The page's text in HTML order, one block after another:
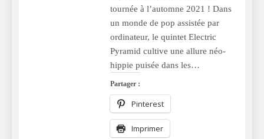
tournée à l’automne 2021 ! Dans
un monde de pop assistée par
ordinateur, le quintet Electric
Pyramid cultive une allure néo-
hippie puisée dans les…
Partager :
Pinterest
Imprimer